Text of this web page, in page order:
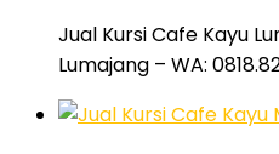
Jual Kursi Cafe Kayu
Lumajang – WA: